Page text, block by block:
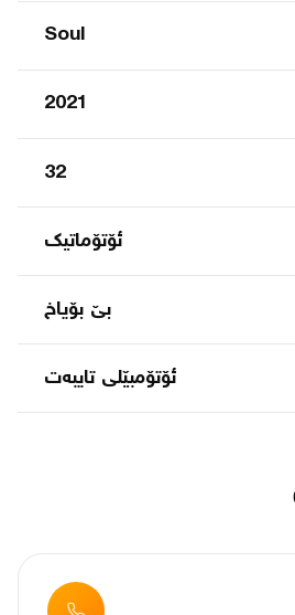
Soul
2021
32
ئۆتۆماتیک
بێ بۆیاخ
ئۆتۆمبێلی تایبه‌ت